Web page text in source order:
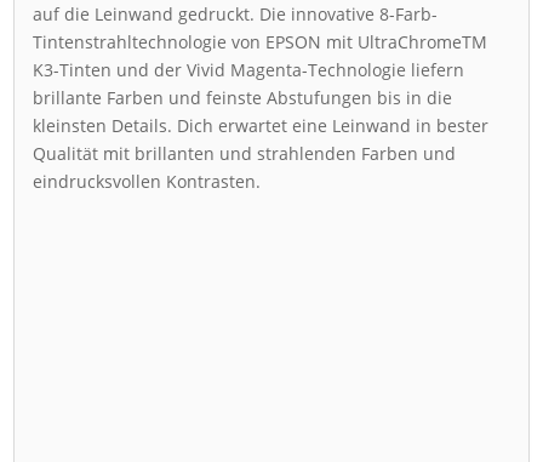
auf die Leinwand gedruckt. Die innovative 8-Farb-
Tintenstrahltechnologie von EPSON mit UltraChromeTM
K3-Tinten und der Vivid Magenta-Technologie liefern
brillante Farben und feinste Abstufungen bis in die
kleinsten Details. Dich erwartet eine Leinwand in bester
Qualität mit brillanten und strahlenden Farben und
eindrucksvollen Kontrasten.